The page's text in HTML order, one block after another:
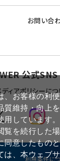
、お客様の利
質維持・向上
用しています。
覧を続行した
同意したもの
は、本ウェブサ
お問い合
公式SNS
ィアポリシーにつ
利⽤条件に